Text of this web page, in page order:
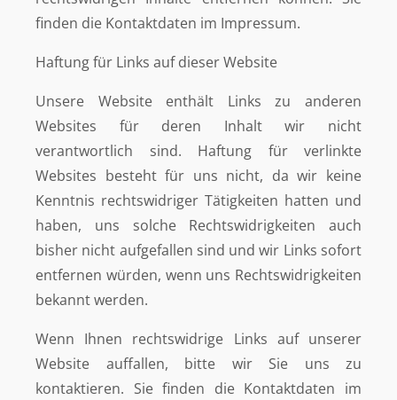
finden die Kontaktdaten im Impressum.
Haftung für Links auf dieser Website
Unsere Website enthält Links zu anderen
Websites für deren Inhalt wir nicht
verantwortlich sind. Haftung für verlinkte
Websites besteht für uns nicht, da wir keine
Kenntnis rechtswidriger Tätigkeiten hatten und
haben, uns solche Rechtswidrigkeiten auch
bisher nicht aufgefallen sind und wir Links sofort
entfernen würden, wenn uns Rechtswidrigkeiten
bekannt werden.
Wenn Ihnen rechtswidrige Links auf unserer
Website auffallen, bitte wir Sie uns zu
kontaktieren. Sie finden die Kontaktdaten im